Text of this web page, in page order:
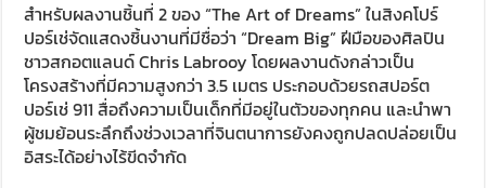
สำหรับผลงานชิ้นที่ 2 ของ “The Art of Dreams” ในสิงคโปร์
ปอร์เช่จัดแสดงชิ้นงานที่มีชื่อว่า “Dream Big” ฝีมือของศิลปิน
ชาวสกอตแลนด์ Chris Labrooy โดยผลงานดังกล่าวเป็น
โครงสร้างที่มีความสูงกว่า 3.5 เมตร ประกอบด้วยรถสปอร์ต
ปอร์เช่ 911 สื่อถึงความเป็นเด็กที่มีอยู่ในตัวของทุกคน และนำพา
ผู้ชมย้อนระลึกถึงช่วงเวลาที่จินตนาการยังคงถูกปลดปล่อยเป็น
อิสระได้อย่างไร้ขีดจำกัด